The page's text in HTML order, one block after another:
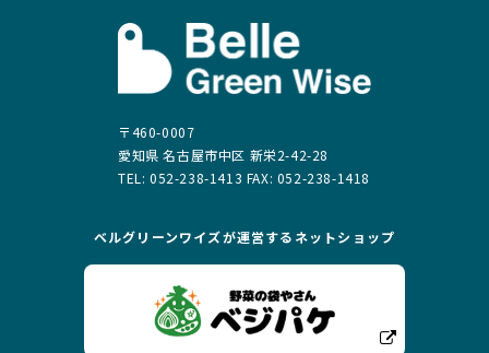
〒460-0007
愛知県 名古屋市中区 新栄2-42-28
TEL: 052-238-1413 FAX: 052-238-1418
ベルグリーンワイズが運営する ネットショップ